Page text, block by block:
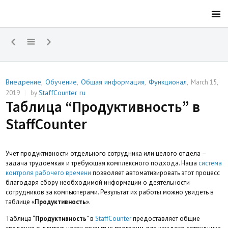
Внедрение,Обучение,Общая информация,Функционал, March 15,
2019
byStaffCounter ru
Таблица “Продуктивность” в
StaffCounter
Учет продуктивности отдельного сотрудника или целого отдела –
задача трудоемкая и требующая комплексного подхода. Наша система
контроля рабочего времени позволяет автоматизировать этот процесс
благодаря сбору необходимой информации о деятельности
сотрудников за компьютерами. Результат их работы можно увидеть в
таблице «Продуктивность».
Таблица “Продуктивность” вStaffCounterпредоставляет общие